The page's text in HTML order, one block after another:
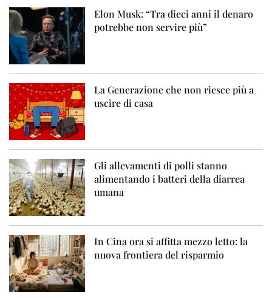
Elon Musk: “Tra dieci anni il denaro
potrebbe non servire più”
La Generazione che non riesce più a
uscire di casa
Gli allevamenti di polli stanno
alimentando i batteri della diarrea
umana
In Cina ora si affitta mezzo letto: la
nuova frontiera del risparmio